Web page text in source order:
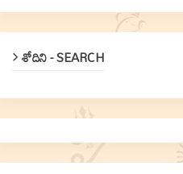
శోదిని - SEARCH